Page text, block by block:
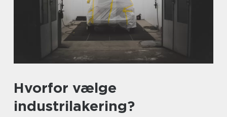
Hvorfor vælge
industrilakering?